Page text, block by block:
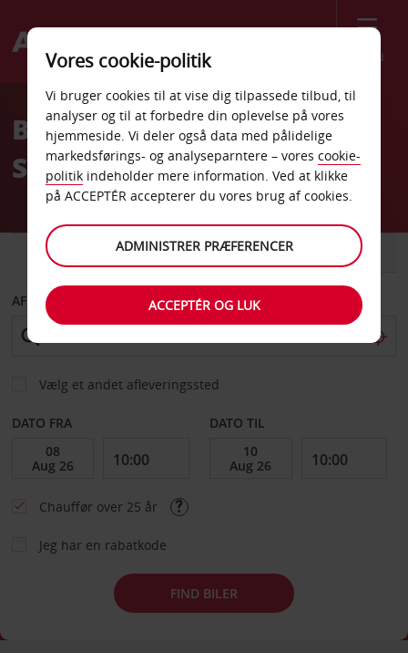
Menu
Welcome
AvisBilleje Anglo Hangar
Sishen
VAREVOGN
AFHENT FRA
Vælg et andet afleveringssted
DATO FRA DATO TIL
Chauffør over 25 år
Jeg har en rabatkode
FIND BILER
Vores cookie-politik
Vi bruger cookies til at vise dig tilpassede tilbud, til
analyser og til at forbedre din oplevelse på vores
hjemmeside. Vi deler også data med pålidelige
markedsførings- og analyseparntere – vores cookie-
politik indeholder mere information. Ved at klikke
på ACCEPTÉR accepterer du vores brug af cookies.
ADMINISTRER PRÆFERENCER
ACCEPTÉR OG LUK